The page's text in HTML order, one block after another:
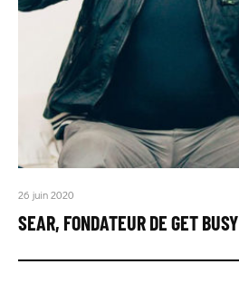
26 juin 2020
SEAR, FONDATEUR DE GET BUSY